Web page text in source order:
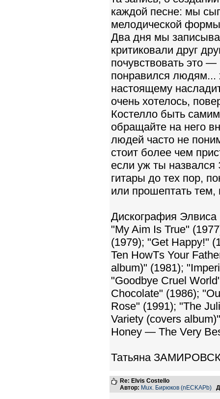
каждой песне: мы
мелодической
Два дня мы
критиковали друг
почувствовать это
понравился людям...
настоящему
очень хотелось,
Костелло быть
обращайте на него
людей часто не
стоит более чем
если уж ты
гитары до тех пор,
или прошептать
Дискография Элвиса
"My Aim Is True"
(1979); "Get Happy!"
Ten HowТs Your
album)" (1981);
"Goodbye Cruel
Chocolate" (1986);
Rose" (1991); "The
Variety (covers
Honey — The Very
Татьяна
Re: Elvis Costello
Автор: Mux. Бирюков (nECKAPb)